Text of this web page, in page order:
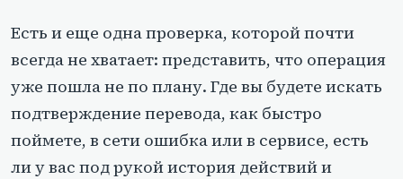
Есть и еще одна проверка, которой почти
всегда не хватает: представить, что операция
уже пошла не по плану. Где вы будете искать
подтверждение перевода, как быстро
поймете, в сети ошибка или в сервисе, есть
ли у вас под рукой история действий и